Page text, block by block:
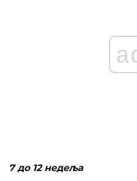
7 до 12 недеља